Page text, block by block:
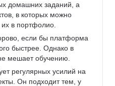
домашних заданий, а
в которых можно
их в портфолио.
если бы платформа
быстрее. Однако в
мешает обучению.
регулярных усилий на
Он подходит тем, у